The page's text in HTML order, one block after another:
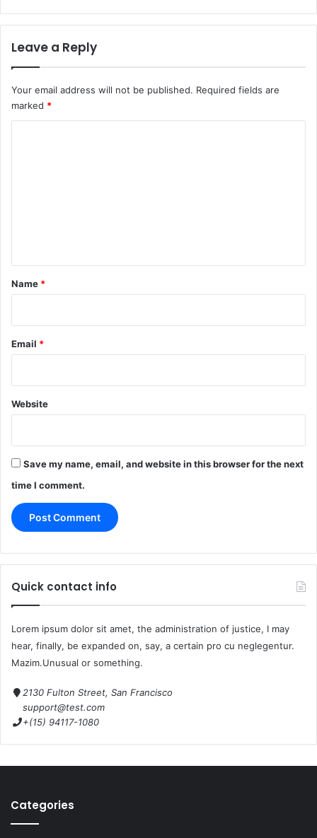
Leave a Reply
Your email address will not be published. Required fields are
marked *
*
Name *
Email *
Website
Save my name, email, and website in this browser for the next
time I comment.
Quick contact info
Lorem ipsum dolor sit amet, the administration of justice, I may
hear, finally, be expanded on, say, a certain pro cu neglegentur.
Mazim.Unusual or something.
2130 Fulton Street, San Francisco
support@test.com
+(15) 94117-1080
Categories